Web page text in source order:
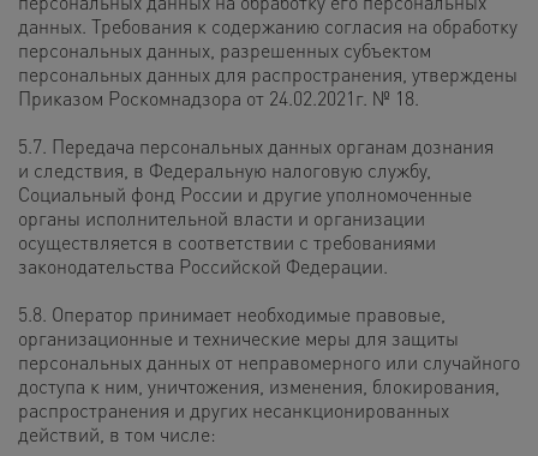
данных. Требования к содержанию согласия на обработку
персональных данных, разрешенных субъектом
персональных данных для распространения, утверждены
Приказом Роскомнадзора от 24.02.2021г. № 18.
5.7. Передача персональных данных органам дознания
и следствия, в Федеральную налоговую службу,
Социальный фонд России и другие уполномоченные
органы исполнительной власти и организации
осуществляется в соответствии с требованиями
законодательства Российской Федерации.
5.8. Оператор принимает необходимые правовые,
организационные и технические меры для защиты
персональных данных от неправомерного или случайного
доступа к ним, уничтожения, изменения, блокирования,
распространения и других несанкционированных
действий, в том числе: